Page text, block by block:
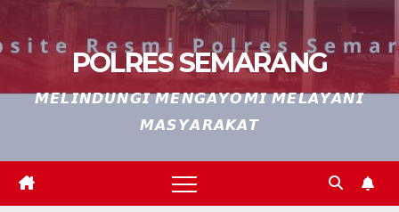
POLRES SEMARANG
𝙈𝙀𝙇𝙄𝙉𝘿𝙐𝙉𝙂𝙄 𝙈𝙀𝙉𝙂𝘼𝙔𝙊𝙈𝙄 𝙈𝙀𝙇𝘼𝙔𝘼𝙉𝙄
𝙈𝘼𝙎𝙔𝘼𝙍𝘼𝙆𝘼𝙏